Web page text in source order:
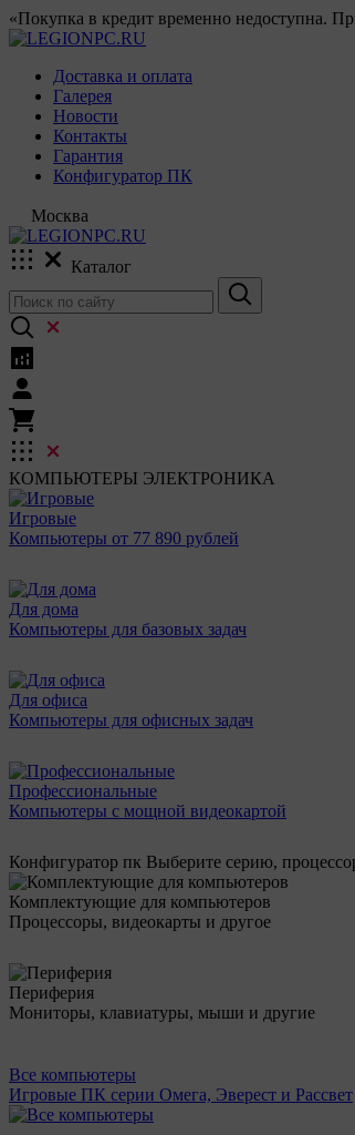
«Покупка в кредит временно недоступна.
Доставка и оплата
Галерея
Новости
Контакты
Гарантия
Конфигуратор ПК
Москва
Каталог
КОМПЬЮТЕРЫ ЭЛЕКТРОНИКА
Игровые
Компьютеры от 77 890 рублей
Для дома
Компьютеры для базовых задач
Для офиса
Компьютеры для офисных задач
Профессиональные
Компьютеры с мощной видеокартой
Конфигуратор пк Выберите серию,
Комплектующие для компьютеров
Процессоры, видеокарты и другое
Периферия
Мониторы, клавиатуры, мыши и другие
Все компьютеры
Игровые ПК серии Омега, Эверест и Рассвет